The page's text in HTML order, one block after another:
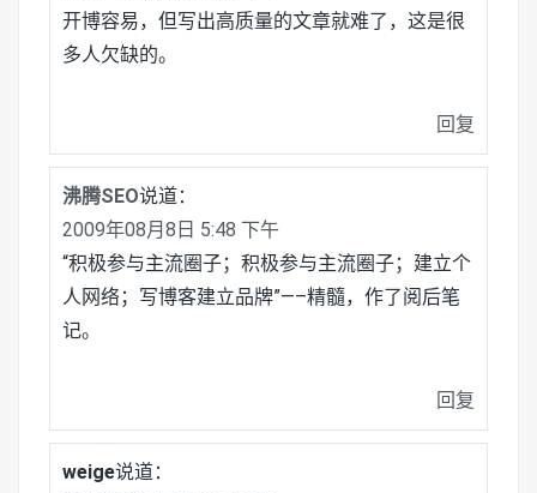
开博容易，但写出高质量的文章就难了，这是很
多人欠缺的。
回复
沸腾SEO说道：
2009年08月8日 5:48 下午
“积极参与主流圈子；积极参与主流圈子；建立个
人网络；写博客建立品牌”—–精髓，作了阅后笔
记。
回复
weige说道：